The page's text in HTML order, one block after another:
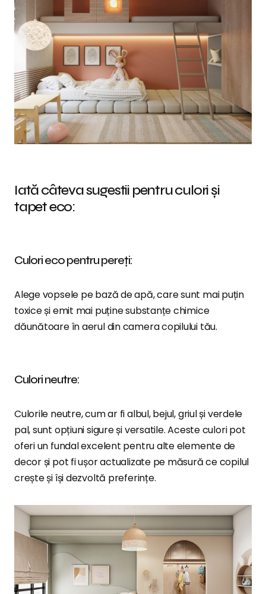
Iată câteva sugestii pentru culori și
tapet eco:
Culori eco pentru pereți:
Alege vopsele pe bază de apă, care sunt mai puțin
toxice și emit mai puține substanțe chimice
dăunătoare în aerul din camera copilului tău.
Culori neutre:
Culorile neutre, cum ar fi albul, bejul, griul și verdele
pal, sunt opțiuni sigure și versatile. Aceste culori pot
oferi un fundal excelent pentru alte elemente de
decor și pot fi ușor actualizate pe măsură ce copilul
crește și își dezvoltă preferințe.